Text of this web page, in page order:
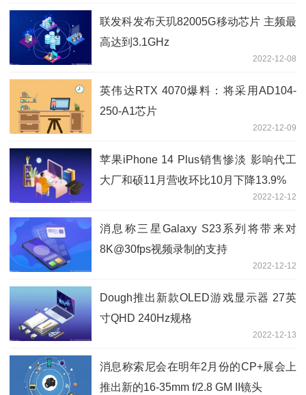
联发科发布天玑82005G移动芯片 主频最
高达到3.1GHz
2022-12-08
英伟达RTX 4070爆料：将采用AD104-
250-A1芯片
2022-12-09
苹果iPhone 14 Plus销售惨淡 影响代工
大厂和硕11月营收环比10月下降13.9%
2022-12-12
消息称三星Galaxy S23系列将带来对
8K@30fps视频录制的支持
2022-12-12
Dough推出新款OLED游戏显示器 27英
寸QHD 240Hz规格
2022-12-13
消息称索尼会在明年2月份的CP+展会上
推出新的16-35mm f/2.8 GM II镜头